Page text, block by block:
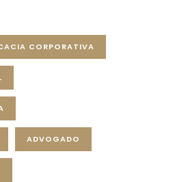
CORPORATIVA
ADVOGADO